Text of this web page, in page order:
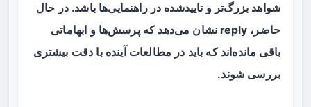
شواهد بزرگ‌تر و تاییدشده در راهنمایی‌ها باشد. در حال
حاضر، reply نشان می‌دهد که پرسش‌ها و ابهاماتی
باقی مانده‌اند که باید در مطالعات آینده با دقت بیشتری
بررسی شوند.